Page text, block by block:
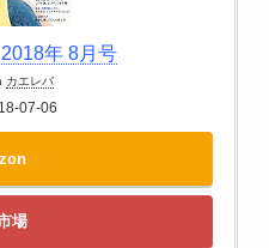
年 8月号
カエレバ
07-06
場